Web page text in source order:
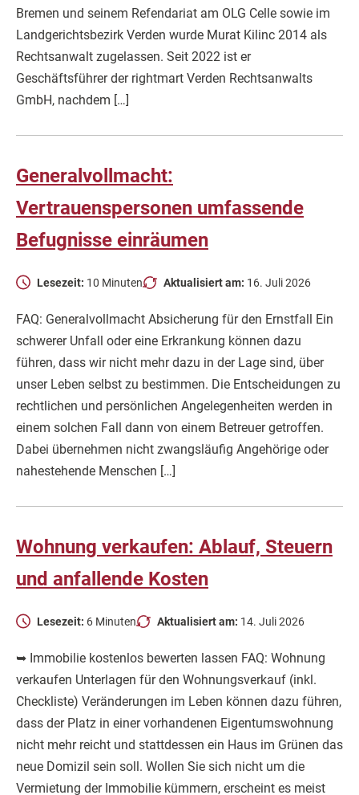
Bremen und seinem Refendariat am OLG Celle sowie im
Landgerichtsbezirk Verden wurde Murat Kilinc 2014 als
Rechtsanwalt zugelassen. Seit 2022 ist er
Geschäftsführer der rightmart Verden Rechtsanwalts
GmbH, nachdem […]
Generalvollmacht:
Vertrauenspersonen umfassende
Befugnisse einräumen
Lesezeit: 10 Minuten Aktualisiert am: 16. Juli 2026
FAQ: Generalvollmacht Absicherung für den Ernstfall Ein
schwerer Unfall oder eine Erkrankung können dazu
führen, dass wir nicht mehr dazu in der Lage sind, über
unser Leben selbst zu bestimmen. Die Entscheidungen zu
rechtlichen und persönlichen Angelegenheiten werden in
einem solchen Fall dann von einem Betreuer getroffen.
Dabei übernehmen nicht zwangsläufig Angehörige oder
nahestehende Menschen […]
Wohnung verkaufen: Ablauf, Steuern
und anfallende Kosten
Lesezeit: 6 Minuten Aktualisiert am: 14. Juli 2026
➥ Immobilie kostenlos bewerten lassen FAQ: Wohnung
verkaufen Unterlagen für den Wohnungsverkauf (inkl.
Checkliste) Veränderungen im Leben können dazu führen,
dass der Platz in einer vorhandenen Eigentumswohnung
nicht mehr reicht und stattdessen ein Haus im Grünen das
neue Domizil sein soll. Wollen Sie sich nicht um die
Vermietung der Immobilie kümmern, erscheint es meist